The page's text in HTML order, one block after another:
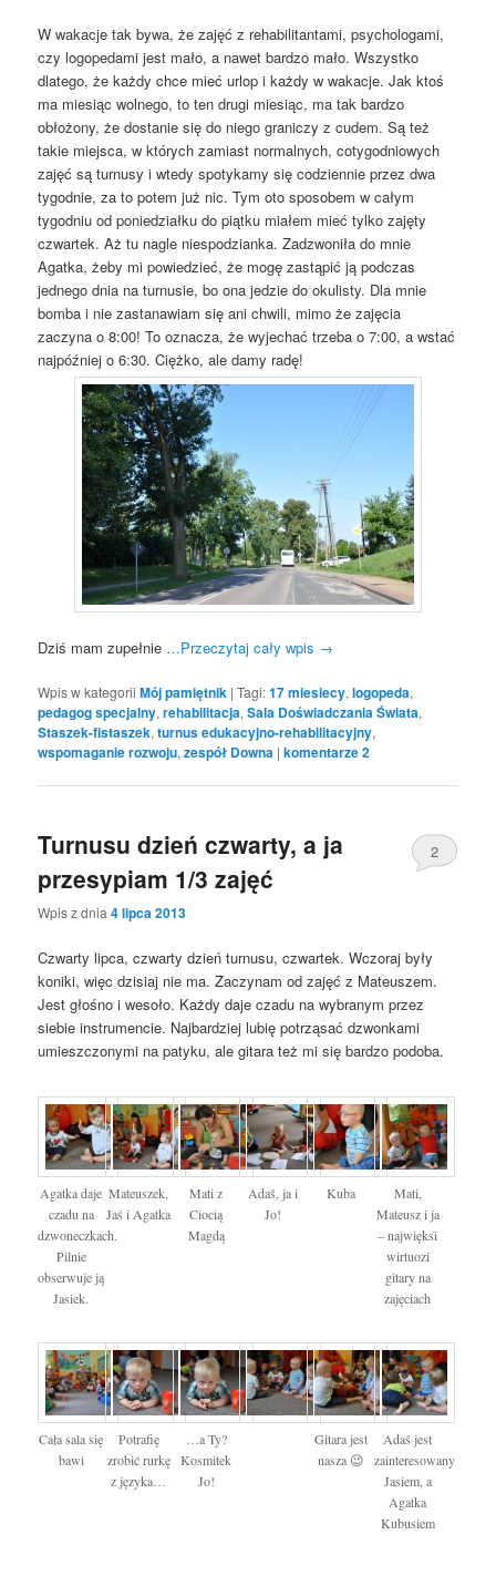
W wakacje tak bywa, że zajęć z rehabilitantami, psychologami,
czy logopedami jest mało, a nawet bardzo mało. Wszystko
dlatego, że każdy chce mieć urlop i każdy w wakacje. Jak ktoś
ma miesiąc wolnego, to ten drugi miesiąc, ma tak bardzo
obłożony, że dostanie się do niego graniczy z cudem. Są też
takie miejsca, w których zamiast normalnych, cotygodniowych
zajęć są turnusy i wtedy spotykamy się codziennie przez dwa
tygodnie, za to potem już nic. Tym oto sposobem w całym
tygodniu od poniedziałku do piątku miałem mieć tylko zajęty
czwartek. Aż tu nagle niespodzianka. Zadzwoniła do mnie
Agatka, żeby mi powiedzieć, że mogę zastąpić ją podczas
jednego dnia na turnusie, bo ona jedzie do okulisty. Dla mnie
bomba i nie zastanawiam się ani chwili, mimo że zajęcia
zaczyna o 8:00! To oznacza, że wyjechać trzeba o 7:00, a wstać
najpóźniej o 6:30. Ciężko, ale damy radę!
Dziś mam zupełnie …Przeczytaj cały wpis →
Wpis w kategoriiMój pamiętnik |Tagi:17 miesiecy,logopeda,
pedagog specjalny,rehabilitacja,Sala Doświadczania Świata,
Staszek-fistaszek,turnus edukacyjno-rehabilitacyjny,
wspomaganie rozwoju,zespół Downa |komentarze2
Turnusu dzień czwarty, a ja
przesypiam 1/3 zajęć
Wpis z dnia4 lipca 2013
2
Czwarty lipca, czwarty dzień turnusu, czwartek. Wczoraj były
koniki, więc dzisiaj nie ma. Zaczynam od zajęć z Mateuszem.
Jest głośno i wesoło. Każdy daje czadu na wybranym przez
siebie instrumencie. Najbardziej lubię potrząsać dzwonkami
umieszczonymi na patyku, ale gitara też mi się bardzo podoba.
Agatka daje
czadu na
dzwoneczkach.
Pilnie
obserwuje ją
Jasiek.
Mateuszek,
Jaś i Agatka
Mati z
Ciocią
Magdą
Adaś, ja i
Jo!
Kuba
Mati,
Mateusz i ja
– najwięksi
wirtuozi
gitary na
zajęciach
Cała sala się
bawi
Potrafię
zrobić rurkę
z języka…
…a Ty?
Kosmitek
Jo!
Gitara jest
nasza 😉
Adaś jest
zainteresowany
Jasiem, a
Agatka
Kubusiem